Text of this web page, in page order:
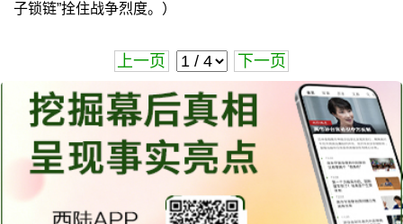
子锁链”拴住战争烈度。）
上一页 下一页